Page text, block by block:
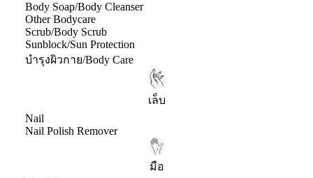
Body Soap/Body Cleanser
Other Bodycare
Scrub/Body Scrub
Sunblock/Sun Protection
บำรุงผิวกาย/Body Care
เล็บ
Nail
Nail Polish Remover
มือ